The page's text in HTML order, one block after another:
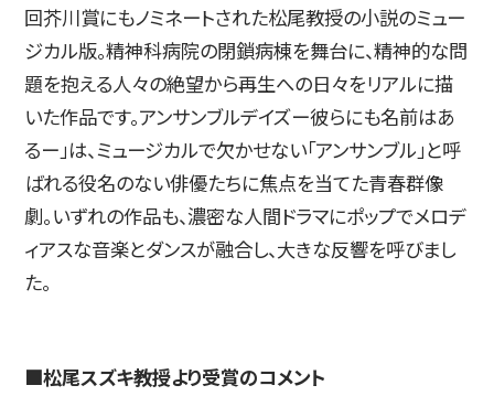
回芥川賞にもノミネートされた松尾教授の小説のミュー
ジカル版。精神科病院の閉鎖病棟を舞台に、精神的な問
題を抱える人々の絶望から再生への日々をリアルに描
いた作品です。アンサンブルデイズー彼らにも名前はあ
るー」は、ミュージカルで欠かせない「アンサンブル」と呼
ばれる役名のない俳優たちに焦点を当てた青春群像
劇。いずれの作品も、濃密な人間ドラマにポップでメロデ
ィアスな音楽とダンスが融合し、大きな反響を呼びまし
た。
■松尾スズキ教授より受賞のコメント